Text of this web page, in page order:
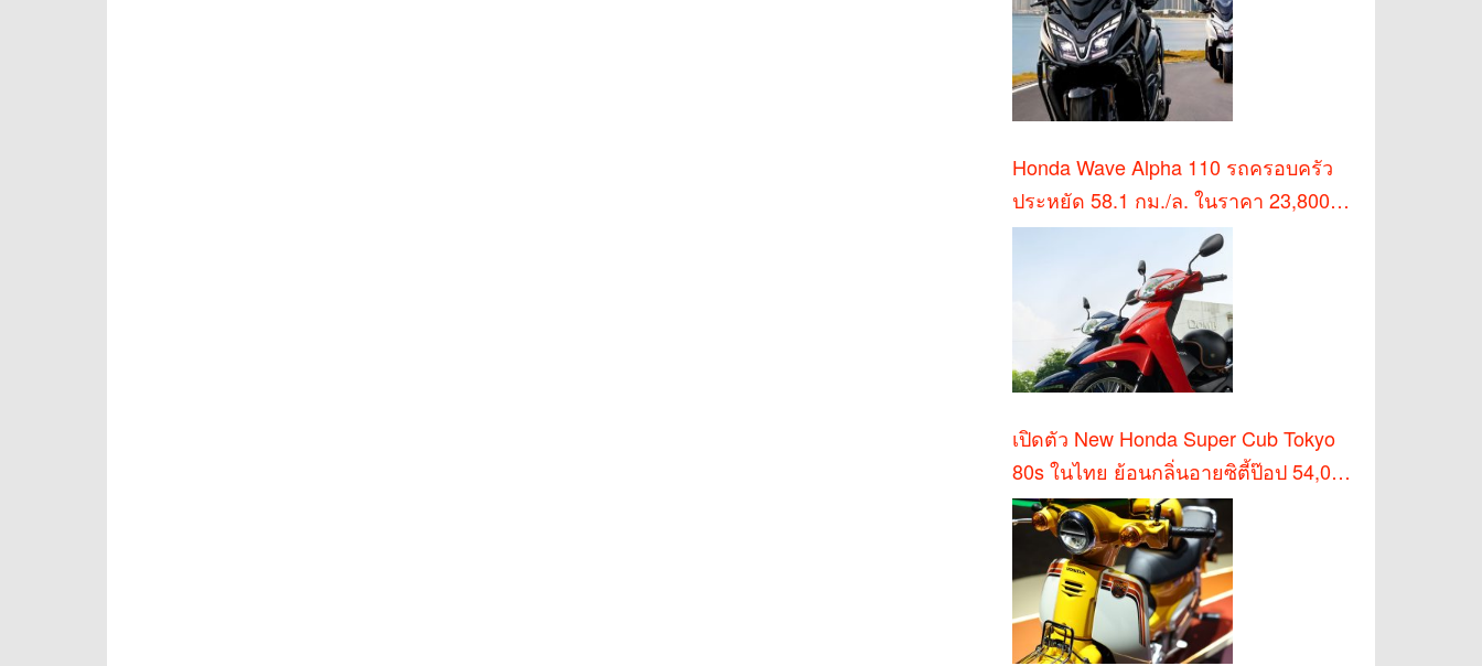
Honda Wave Alpha 110 รถครอบครัว
ประหยัด 58.1 กม./ล. ในราคา 23,800
บาท
เปิดตัว New Honda Super Cub Tokyo
80s ในไทย ย้อนกลิ่นอายซิตี้ป๊อป 54,000
บาท